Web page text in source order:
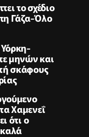
το σχέδιο
Γάζα-Όλο
μηνών και
σκάφους
Χαμενεΐ
ότι ο